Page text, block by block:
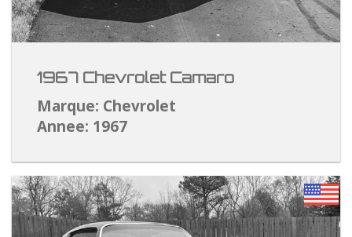
1967 Chevrolet Camaro
Marque: Chevrolet
Annee: 1967